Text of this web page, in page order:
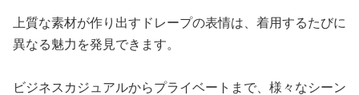
上質な素材が作り出すドレープの表情は、着用するたびに
異なる魅力を発見できます。
ビジネスカジュアルからプライベートまで、様々なシーン